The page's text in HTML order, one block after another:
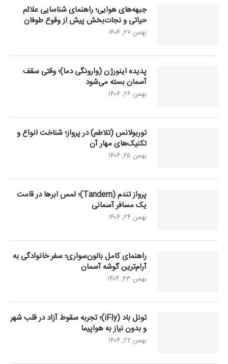
جبهه‌های هوایی؛ راهنمای شناسایی علائم
حیاتی و نجات‌بخش پیش از وقوع طوفان
بهمن ۲۷, ۱۴۰۴
پدیده اینورژن (وارونگی دما)؛ وقتی سقف
آسمان بسته می‌شود
بهمن ۲۶, ۱۴۰۴
توربولانس (تلاطم) در پرواز؛ شناخت انواع و
تکنیک‌های مهار آن
بهمن ۲۵, ۱۴۰۴
پرواز تندم (Tandem)؛ لمس ابرها در قامت
یک مسافر آسمانی
بهمن ۲۴, ۱۴۰۴
راهنمای کامل بالون‌سواری؛ سفر خانوادگی به
آرام‌ترین گوشه آسمان
بهمن ۲۳, ۱۴۰۴
تونل باد (iFly)؛ تجربه سقوط آزاد در قلب شهر
و بدون نیاز به هواپیما
بهمن ۲۲, ۱۴۰۴